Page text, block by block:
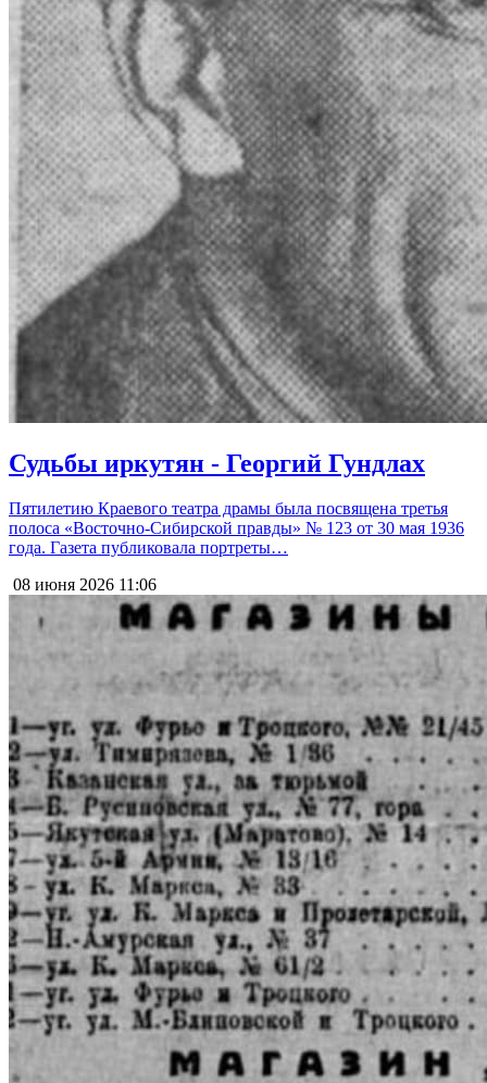
Судьбы иркутян - Георгий Гундлах
Пятилетию Краевого театра драмы была посвящена третья
полоса «Восточно-Сибирской правды» № 123 от 30 мая 1936
года. Газета публиковала портреты…
08 июня 2026 11:06